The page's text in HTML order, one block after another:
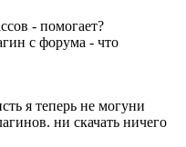
- помогает?
с форума - что
я теперь не могуни
ни скачать ничего